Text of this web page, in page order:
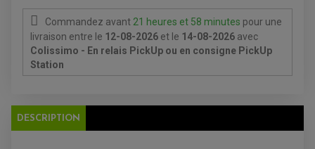
FEUX ADDITIONNELS
KIT RECONDITIONNEMENT DEMARREUR
POMPE A ESSENCE
REDRESSEUR / REGULATEUR
STATOR
ATELIER, PADDOCK, STAND
ANTIPARASITE NGK
BOUGIE NGK
FREINAGE
DISQUE DE FREIN AVANT
ACCESSOIRE + VISSERIE FREINAGE
DISQUE DE FREIN ARRIERE
RADIATEUR
DURITE RADIATEUR
Commandez avant 21 heures et 58 minutes pour une
livraison entre le 12-08-2026 et le 14-08-2026 avec
Colissimo - En relais PickUp ou en consigne PickUp
Station
DESCRIPTION